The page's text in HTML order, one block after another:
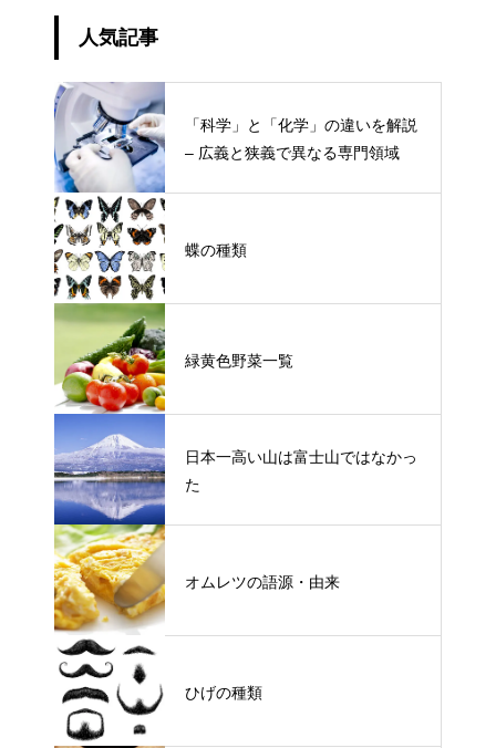
人気記事
「科学」と「化学」の違いを解説
– 広義と狭義で異なる専門領域
蝶の種類
緑黄色野菜一覧
日本一高い山は富士山ではなかっ
た
オムレツの語源・由来
ひげの種類